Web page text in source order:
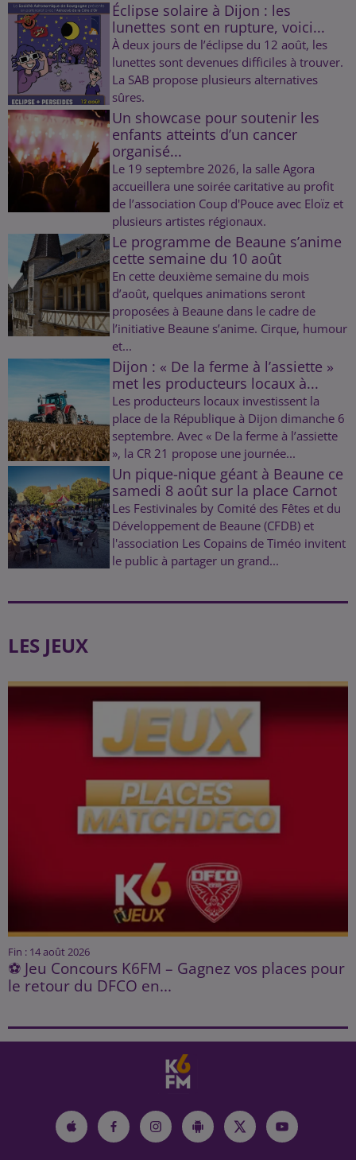
Éclipse solaire à Dijon : les
lunettes sont en rupture, voici...
À deux jours de l’éclipse du 12 août, les
lunettes sont devenues difficiles à trouver.
La SAB propose plusieurs alternatives
sûres.
Un showcase pour soutenir les
enfants atteints d’un cancer
organisé...
Le 19 septembre 2026, la salle Agora
accueillera une soirée caritative au profit
de l’association Coup d'Pouce avec Eloïz et
plusieurs artistes régionaux.
Le programme de Beaune s’anime
cette semaine du 10 août
En cette deuxième semaine du mois
d’août, quelques animations seront
proposées à Beaune dans le cadre de
l’initiative Beaune s’anime. Cirque, humour
et...
Dijon : « De la ferme à l’assiette »
met les producteurs locaux à...
Les producteurs locaux investissent la
place de la République à Dijon dimanche 6
septembre. Avec « De la ferme à l’assiette
», la CR 21 propose une journée...
Un pique-nique géant à Beaune ce
samedi 8 août sur la place Carnot
Les Festivinales by Comité des Fêtes et du
Développement de Beaune (CFDB) et
l'association Les Copains de Timéo invitent
le public à partager un grand...
LES JEUX
Fin : 14 août 2026
⚽ Jeu Concours K6FM – Gagnez vos places pour
le retour du DFCO en...